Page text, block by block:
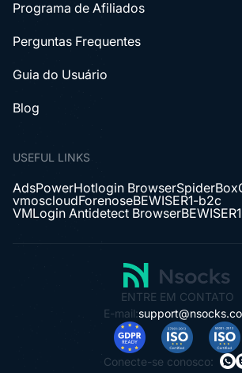
Programa de Afiliados
Perguntas Frequentes
Guia do Usuário
Blog
USEFUL LINKS
AdsPowerHotlogin BrowserSpiderBox
vmoscloudForenoseBEWISER1-b2c
VMLogin Antidetect BrowserBEWISER1
ENTRE EM CONTATO
E-mail:
Conecte-se conosco: